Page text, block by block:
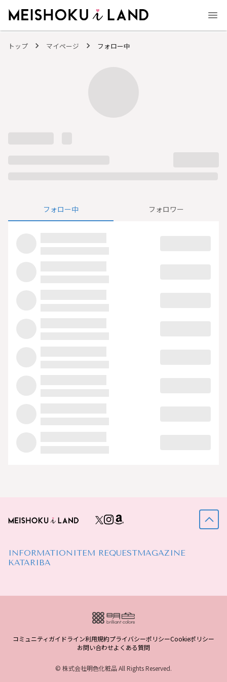
トップ マイページ フォロー中
フォロー中 フォロワー
INFORMATION ITEM REQUESTMAGAZINE
KATARIBA
コミュニティガイドライン利用規約プライバシーポリシーCookieポリシー
お問い合わせよくある質問
© 株式会社明色化粧品 All Rights Reserved.